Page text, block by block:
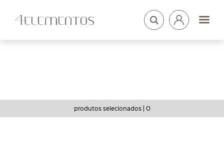
LOGIN
ARQUITETOS
produtos selecionados | 0